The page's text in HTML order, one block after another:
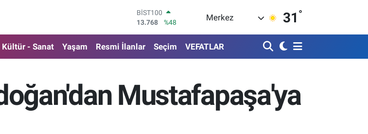
BİST100
13.768
%48
64.602,05
DOLAR
47,6006
%0.06
STERLİN
64,2398
%0.2
Merkez 31 °
Kültür - Sanat Yaşam Resmi İlanlar Seçim VEFATLAR
Mustafapaşa'ya